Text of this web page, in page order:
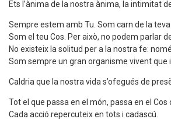
Ets l’ànima de la nostra ànima, la intimitat
Sempre estem amb Tu. Som carn de la teva
Som el teu Cos. Per això, no podem parlar
No existeix la solitud per a la nostra fe:
Som sempre un gran organisme vivent que
Caldria que la nostra vida s’ofegués de
Tot el que passa en el món, passa en el Cos
Cada acció repercuteix en tots i cadascú.